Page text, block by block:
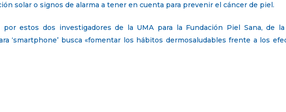
solar o signos de alarma a tener en cuenta para prevenir el cáncer de piel.
por estos dos investigadores de la UMA para la Fundación Piel Sana, de
‘smartphone’ busca «fomentar los hábitos dermosaludables frente a los